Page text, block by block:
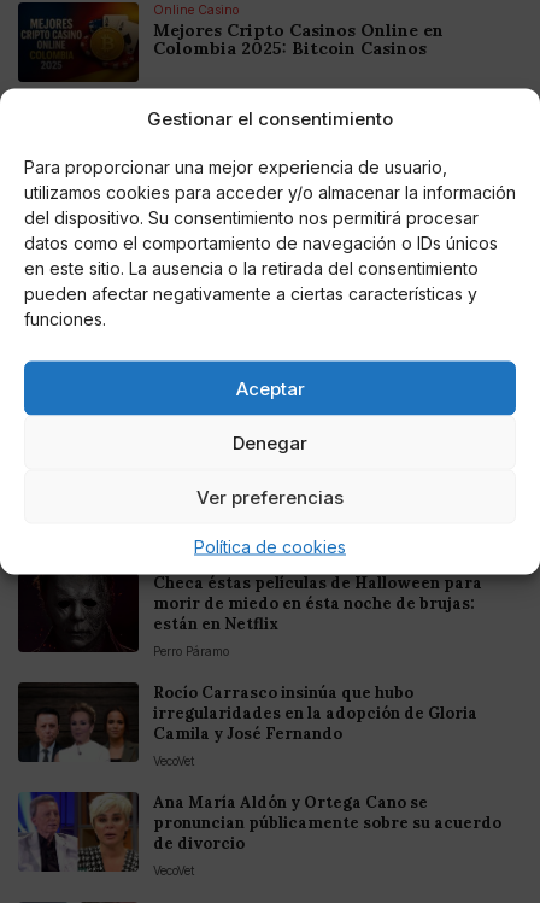
Gestionar el consentimiento
Para proporcionar una mejor experiencia de usuario,
utilizamos cookies para acceder y/o almacenar la información
del dispositivo. Su consentimiento nos permitirá procesar
datos como el comportamiento de navegación o IDs únicos
en este sitio. La ausencia o la retirada del consentimiento
pueden afectar negativamente a ciertas características y
funciones.
Aceptar
Denegar
Ver preferencias
Política de cookies
Online Casino
Mejores Cripto Casinos Online en
Colombia 2025: Bitcoin Casinos
Online Casino
Criptomonedas en Argentina 2025
Online Casino
Mejores casinos online con
criptomonedas y Bitcoin en México 2025
Fortnite regresa para iOS en la Unión
Te puede interesar
Checa éstas películas de Halloween para
morir de miedo en ésta noche de brujas:
están en Netflix
Perro Páramo
Rocío Carrasco insinúa que hubo
irregularidades en la adopción de Gloria
Camila y José Fernando
VecoVet
Ana María Aldón y Ortega Cano se
pronuncian públicamente sobre su acuerdo
de divorcio
VecoVet